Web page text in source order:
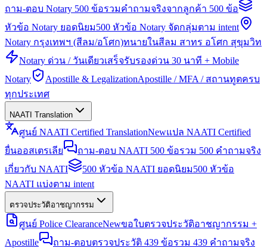
ถาม-ตอบ Notary 500 ข้อรวมคำถามจริงจากลูกค้า 500 ข้อ
หัวข้อ Notary ยอดนิยม500 หัวข้อ Notary จัดกลุ่มตาม intent
Notary กรุงเทพฯ (สีลม/อโศก)ทนายในสีลม สาทร อโศก สุขุมวิท
Notary ด่วน / วันเดียวเสร็จรับรองด่วน 30 นาที + Mobile
Notary
Apostille & LegalizationApostille / MFA / สถานทูตครบ
ทุกประเทศ
NAATI Translation
ศูนย์ NAATI Certified TranslationNewแปล NAATI Certified
ยื่นออสเตรเลีย
ถาม-ตอบ NAATI 500 ข้อรวม 500 คำถามจริง
เกี่ยวกับ NAATI
500 หัวข้อ NAATI ยอดนิยม500 หัวข้อ
NAATI แบ่งตาม intent
ตรวจประวัติอาชญากรรม
ศูนย์ Police ClearanceNewขอใบตรวจประวัติอาชญากรรม +
Apostille
ถาม-ตอบตรวจประวัติ 439 ข้อรวม 439 คำถามจริง